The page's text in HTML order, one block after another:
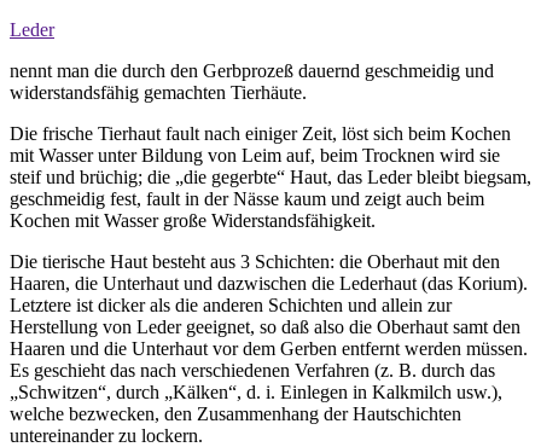
Leder
nennt man die durch den Gerbprozeß dauernd geschmeidig und
widerstandsfähig gemachten Tierhäute.
Die frische Tierhaut fault nach einiger Zeit, löst sich beim Kochen
mit Wasser unter Bildung von Leim auf, beim Trocknen wird sie
steif und brüchig; die „die gegerbte“ Haut, das Leder bleibt biegsam,
geschmeidig fest, fault in der Nässe kaum und zeigt auch beim
Kochen mit Wasser große Widerstandsfähigkeit.
Die tierische Haut besteht aus 3 Schichten: die Oberhaut mit den
Haaren, die Unterhaut und dazwischen die Lederhaut (das Korium).
Letztere ist dicker als die anderen Schichten und allein zur
Herstellung von Leder geeignet, so daß also die Oberhaut samt den
Haaren und die Unterhaut vor dem Gerben entfernt werden müssen.
Es geschieht das nach verschiedenen Verfahren (z. B. durch das
„Schwitzen“, durch „Kälken“, d. i. Einlegen in Kalkmilch usw.),
welche bezwecken, den Zusammenhang der Hautschichten
untereinander zu lockern.